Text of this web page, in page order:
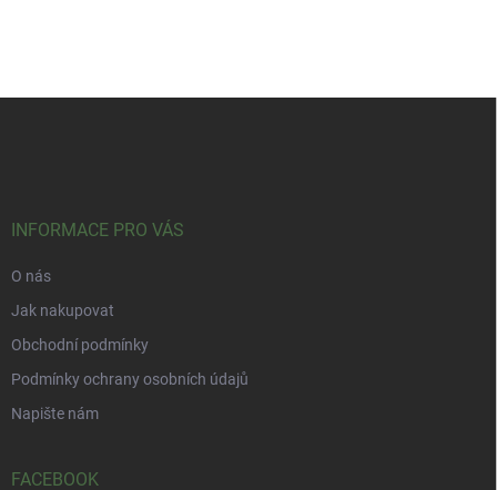
INFORMACE PRO VÁS
O nás
Jak nakupovat
Obchodní podmínky
Podmínky ochrany osobních údajů
Napište nám
FACEBOOK